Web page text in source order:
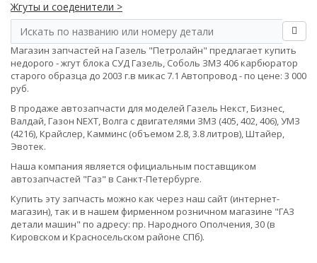
Жгуты и соеденители >
Магазин запчастей на Газель "Петролайн" предлагает купить
недорого - жгут блока СУД Газель, Соболь ЗМЗ 406 карбюратор
старого образца до 2003 г.в микас 7.1 Автопровод - по цене: 3 000
руб.
В продаже автозапчасти для моделей Газель Некст, Бизнес,
Валдай, Газон NEXT, Волга с двигателями ЗМЗ (405, 402, 406), УМЗ
(4216), Крайслер, Камминс (объемом 2.8, 3.8 литров), Штайер,
Эвотек.
Наша компания является официальным поставщиком
автозапчастей "Газ" в Санкт-Петербурге.
Купить эту запчасть можно как через наш сайт (интернет-
магазин), так и в нашем фирменном розничном магазине "ГАЗ
детали машин" по адресу: пр. Народного Ополчения, 30 (в
Кировском и Красносельском районе СПб).